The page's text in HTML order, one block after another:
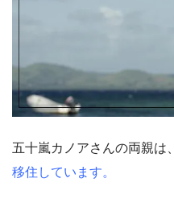
五十嵐カノアさんの両親は、
移住しています。